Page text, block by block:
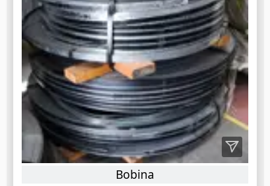
Bobina